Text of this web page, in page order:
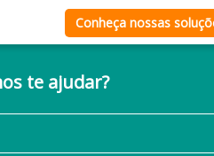
Conheça nossas
te ajudar?